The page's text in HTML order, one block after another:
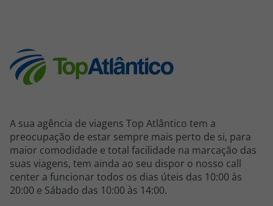
A sua agência de viagens Top Atlântico tem a
preocupação de estar sempre mais perto de si, para
maior comodidade e total facilidade na marcação das
suas viagens, tem ainda ao seu dispor o nosso call
center a funcionar todos os dias úteis das 10:00 às
20:00 e Sábado das 10:00 às 14:00.